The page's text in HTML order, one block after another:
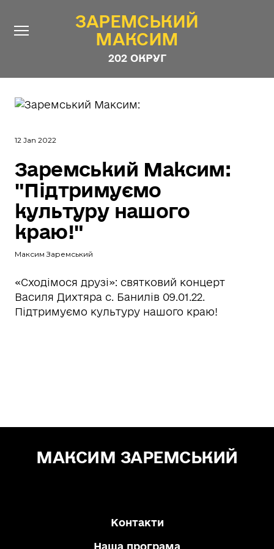
ЗАРЕМСЬКИЙ
МАКСИМ
202 ОКРУГ
ЗАРЕМСЬКИЙ
МАКСИМ
202 ОКРУГ
Контакти
Програма
Анонімні опитування
12 Jan 2022
Заремський Максим:
"Підтримуємо
культуру нашого
краю!"
Максим Заремський
«Сходімося друзі»: святковий концерт
Василя Дихтяра с. Банилів 09.01.22.
Підтримуємо культуру нашого краю!
МАКСИМ ЗАРЕМСЬКИЙ
Контакти
Наша програма